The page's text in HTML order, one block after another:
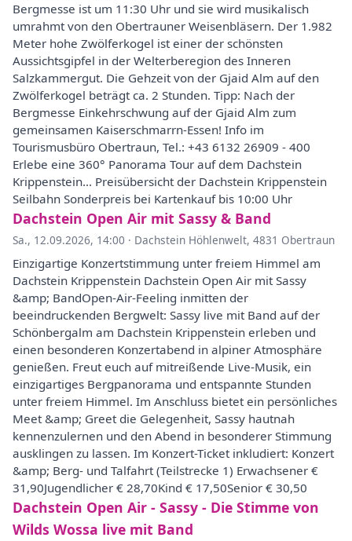
Bergmesse ist um 11:30 Uhr und sie wird musikalisch
umrahmt von den Obertrauner Weisenbläsern. Der 1.982
Meter hohe Zwölferkogel ist einer der schönsten
Aussichtsgipfel in der Welterberegion des Inneren
Salzkammergut. Die Gehzeit von der Gjaid Alm auf den
Zwölferkogel beträgt ca. 2 Stunden. Tipp: Nach der
Bergmesse Einkehrschwung auf der Gjaid Alm zum
gemeinsamen Kaiserschmarrn-Essen! Info im
Tourismusbüro Obertraun, Tel.: +43 6132 26909 - 400
Erlebe eine 360° Panorama Tour auf dem Dachstein
Krippenstein... Preisübersicht der Dachstein Krippenstein
Seilbahn Sonderpreis bei Kartenkauf bis 10:00 Uhr
Dachstein Open Air mit Sassy & Band
Sa., 12.09.2026, 14:00 · Dachstein Höhlenwelt, 4831 Obertraun
Einzigartige Konzertstimmung unter freiem Himmel am
Dachstein Krippenstein Dachstein Open Air mit Sassy
&amp; BandOpen-Air-Feeling inmitten der
beeindruckenden Bergwelt: Sassy live mit Band auf der
Schönbergalm am Dachstein Krippenstein erleben und
einen besonderen Konzertabend in alpiner Atmosphäre
genießen. Freut euch auf mitreißende Live-Musik, ein
einzigartiges Bergpanorama und entspannte Stunden
unter freiem Himmel. Im Anschluss bietet ein persönliches
Meet &amp; Greet die Gelegenheit, Sassy hautnah
kennenzulernen und den Abend in besonderer Stimmung
ausklingen zu lassen. Im Konzert-Ticket inkludiert: Konzert
&amp; Berg- und Talfahrt (Teilstrecke 1) Erwachsener €
31,90Jugendlicher € 28,70Kind € 17,50Senior € 30,50
Dachstein Open Air - Sassy - Die Stimme von
Wilds Wossa live mit Band